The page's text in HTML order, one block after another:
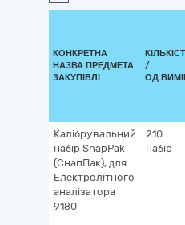
КОНКРЕТНА
НАЗВА ПРЕДМЕТА
ЗАКУПІВЛІ
/
Калібрувальний
набір SnapPak
(СнапПак), для
Електролітного
аналізатора
9180
210
набір